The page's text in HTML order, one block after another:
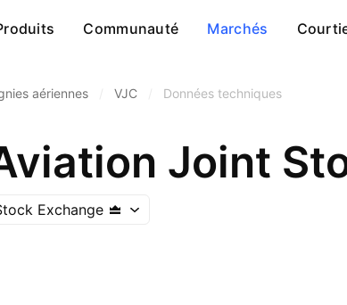
Communauté Marchés
aériennes VJC Données techniques
Joint
Exchange